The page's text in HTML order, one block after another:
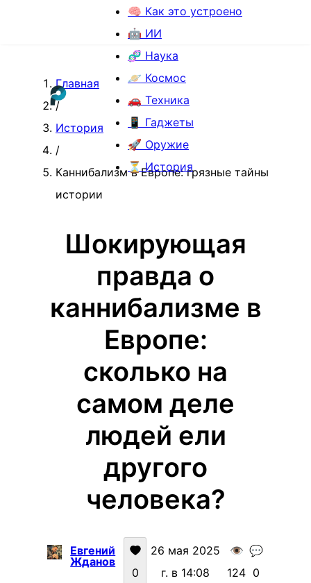
🧠 Как это устроено
🤖 ИИ
🧬 Наука
🪐 Космос
🚗 Техника
📱 Гаджеты
🚀 Оружие
⏳ История
Главная
/
История
/
Каннибализм в Европе: грязные тайны
истории
Шокирующая
правда о
каннибализме в
Европе:
сколько на
самом деле
людей ели
другого
человека?
Евгений
Жданов
0
26 мая 2025
г. в 14:08
👁️
124
💬
0